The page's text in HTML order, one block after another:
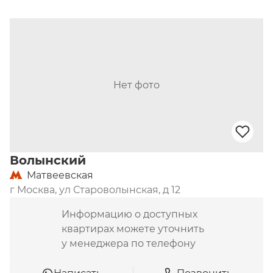
подземный паркинг, рассчитанный на 108
Нет фото
Волынский
Матвеевская
г Москва, ул Староволынская, д 12
Информацию о доступных
квартирах можете уточнить
у менеджера по телефону